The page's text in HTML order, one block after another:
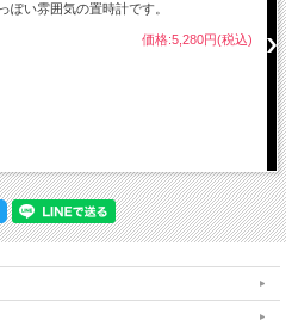
ぽい雰囲気の置時計です。
価格:5,280円(税込)